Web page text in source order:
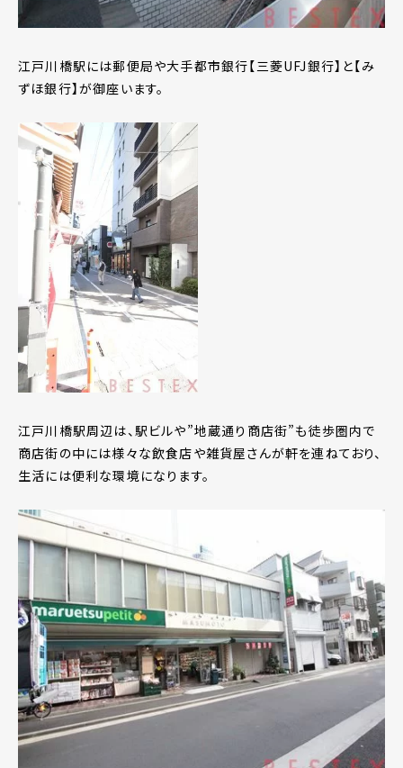
江戸川橋駅には郵便局や大手都市銀行【三菱UFJ銀行】と【み
ずほ銀行】が御座います。
江戸川橋駅周辺は、駅ビルや”地蔵通り商店街”も徒歩圏内で
商店街の中には様々な飲食店や雑貨屋さんが軒を連ねており、
生活には便利な環境になります。